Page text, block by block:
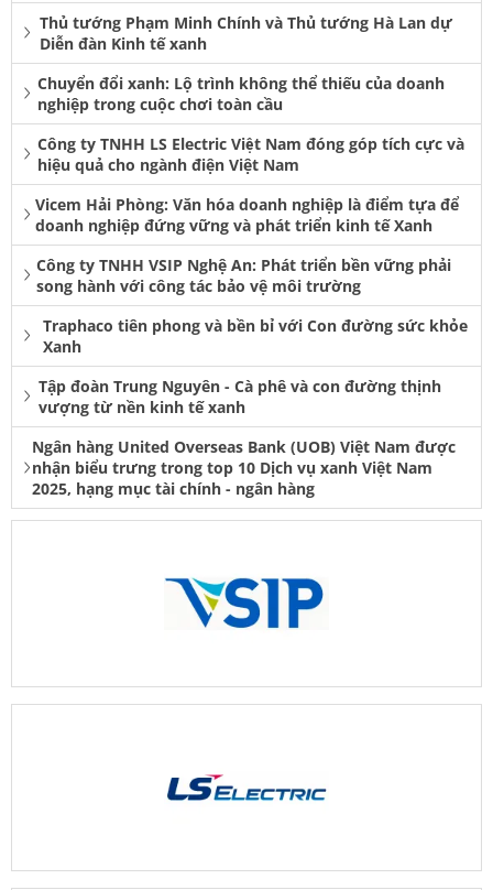
Thủ tướng Phạm Minh Chính và Thủ tướng Hà Lan dự
Diễn đàn Kinh tế xanh
Chuyển đổi xanh: Lộ trình không thể thiếu của doanh
nghiệp trong cuộc chơi toàn cầu
Công ty TNHH LS Electric Việt Nam đóng góp tích cực và
hiệu quả cho ngành điện Việt Nam
Vicem Hải Phòng: Văn hóa doanh nghiệp là điểm tựa để
doanh nghiệp đứng vững và phát triển kinh tế Xanh
Công ty TNHH VSIP Nghệ An: Phát triển bền vững phải
song hành với công tác bảo vệ môi trường
Traphaco tiên phong và bền bỉ với Con đường sức khỏe
Xanh
Tập đoàn Trung Nguyên - Cà phê và con đường thịnh
vượng từ nền kinh tế xanh
Ngân hàng United Overseas Bank (UOB) Việt Nam được
nhận biểu trưng trong top 10 Dịch vụ xanh Việt Nam
2025, hạng mục tài chính - ngân hàng